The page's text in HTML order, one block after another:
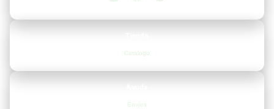
Catálogo
Envíos